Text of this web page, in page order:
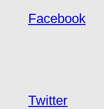
Facebook
Twitter